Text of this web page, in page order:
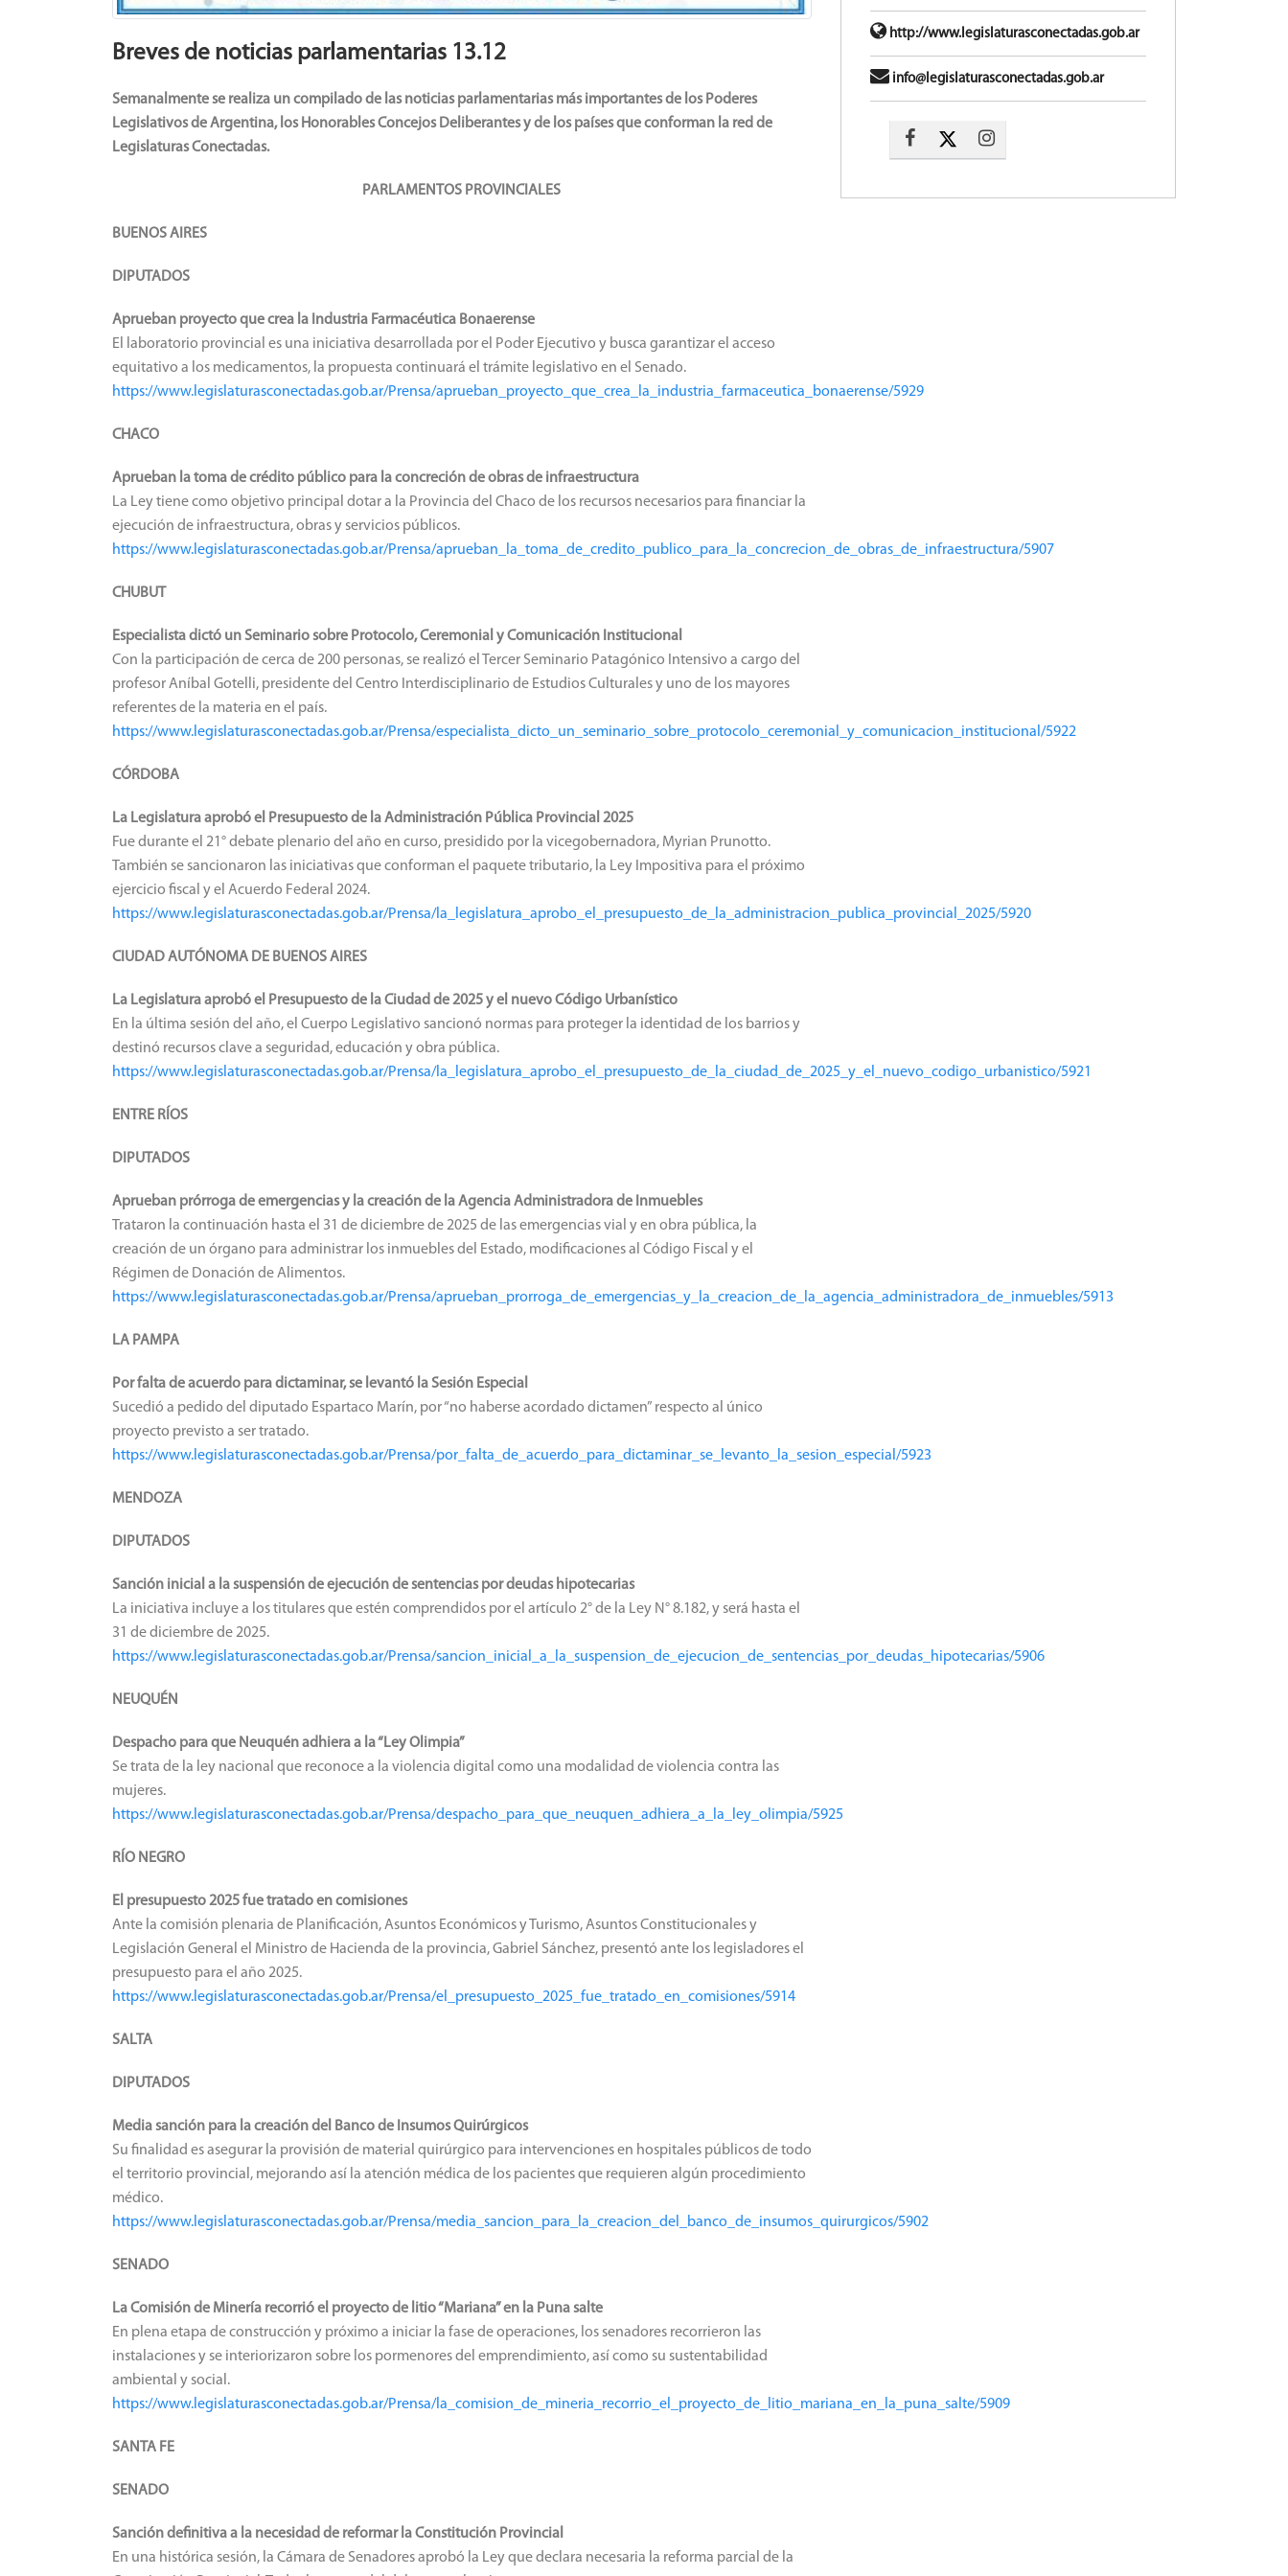
Breves de noticias parlamentarias 13.12
Semanalmente se realiza un compilado de las noticias parlamentarias más importantes de los Poderes
Legislativos de Argentina, los Honorables Concejos Deliberantes y de los países que conforman la red de
Legislaturas Conectadas.
PARLAMENTOS PROVINCIALES
BUENOS AIRES
DIPUTADOS
Aprueban proyecto que crea la Industria Farmacéutica Bonaerense
El laboratorio provincial es una iniciativa desarrollada por el Poder Ejecutivo y busca garantizar el acceso
equitativo a los medicamentos, la propuesta continuará el trámite legislativo en el Senado.
https://www.legislaturasconectadas.gob.ar/Prensa/aprueban_proyecto_que_crea_la_industria_farmaceutica_bonaerense/5929
CHACO
Aprueban la toma de crédito público para la concreción de obras de infraestructura
La Ley tiene como objetivo principal dotar a la Provincia del Chaco de los recursos necesarios para financiar la
ejecución de infraestructura, obras y servicios públicos.
https://www.legislaturasconectadas.gob.ar/Prensa/aprueban_la_toma_de_credito_publico_para_la_concrecion_de_obras_de_infraestructura/5907
CHUBUT
Especialista dictó un Seminario sobre Protocolo, Ceremonial y Comunicación Institucional
Con la participación de cerca de 200 personas, se realizó el Tercer Seminario Patagónico Intensivo a cargo del
profesor Aníbal Gotelli, presidente del Centro Interdisciplinario de Estudios Culturales y uno de los mayores
referentes de la materia en el país.
https://www.legislaturasconectadas.gob.ar/Prensa/especialista_dicto_un_seminario_sobre_protocolo_ceremonial_y_comunicacion_institucional/5922
CÓRDOBA
La Legislatura aprobó el Presupuesto de la Administración Pública Provincial 2025
Fue durante el 21° debate plenario del año en curso, presidido por la vicegobernadora, Myrian Prunotto.
También se sancionaron las iniciativas que conforman el paquete tributario, la Ley Impositiva para el próximo
ejercicio fiscal y el Acuerdo Federal 2024.
https://www.legislaturasconectadas.gob.ar/Prensa/la_legislatura_aprobo_el_presupuesto_de_la_administracion_publica_provincial_2025/5920
CIUDAD AUTÓNOMA DE BUENOS AIRES
La Legislatura aprobó el Presupuesto de la Ciudad de 2025 y el nuevo Código Urbanístico
En la última sesión del año, el Cuerpo Legislativo sancionó normas para proteger la identidad de los barrios y
destinó recursos clave a seguridad, educación y obra pública.
https://www.legislaturasconectadas.gob.ar/Prensa/la_legislatura_aprobo_el_presupuesto_de_la_ciudad_de_2025_y_el_nuevo_codigo_urbanistico/5921
ENTRE RÍOS
DIPUTADOS
Aprueban prórroga de emergencias y la creación de la Agencia Administradora de Inmuebles
Trataron la continuación hasta el 31 de diciembre de 2025 de las emergencias vial y en obra pública, la
creación de un órgano para administrar los inmuebles del Estado, modificaciones al Código Fiscal y el
Régimen de Donación de Alimentos.
https://www.legislaturasconectadas.gob.ar/Prensa/aprueban_prorroga_de_emergencias_y_la_creacion_de_la_agencia_administradora_de_inmuebles/5913
LA PAMPA
Por falta de acuerdo para dictaminar, se levantó la Sesión Especial
Sucedió a pedido del diputado Espartaco Marín, por “no haberse acordado dictamen” respecto al único
proyecto previsto a ser tratado.
https://www.legislaturasconectadas.gob.ar/Prensa/por_falta_de_acuerdo_para_dictaminar_se_levanto_la_sesion_especial/5923
MENDOZA
DIPUTADOS
Sanción inicial a la suspensión de ejecución de sentencias por deudas hipotecarias
La iniciativa incluye a los titulares que estén comprendidos por el artículo 2° de la Ley N° 8.182, y será hasta el
31 de diciembre de 2025.
https://www.legislaturasconectadas.gob.ar/Prensa/sancion_inicial_a_la_suspension_de_ejecucion_de_sentencias_por_deudas_hipotecarias/5906
NEUQUÉN
Despacho para que Neuquén adhiera a la “Ley Olimpia”
Se trata de la ley nacional que reconoce a la violencia digital como una modalidad de violencia contra las
mujeres.
https://www.legislaturasconectadas.gob.ar/Prensa/despacho_para_que_neuquen_adhiera_a_la_ley_olimpia/5925
RÍO NEGRO
El presupuesto 2025 fue tratado en comisiones
Ante la comisión plenaria de Planificación, Asuntos Económicos y Turismo, Asuntos Constitucionales y
Legislación General el Ministro de Hacienda de la provincia, Gabriel Sánchez, presentó ante los legisladores el
presupuesto para el año 2025.
https://www.legislaturasconectadas.gob.ar/Prensa/el_presupuesto_2025_fue_tratado_en_comisiones/5914
SALTA
DIPUTADOS
Media sanción para la creación del Banco de Insumos Quirúrgicos
Su finalidad es asegurar la provisión de material quirúrgico para intervenciones en hospitales públicos de todo
el territorio provincial, mejorando así la atención médica de los pacientes que requieren algún procedimiento
médico.
https://www.legislaturasconectadas.gob.ar/Prensa/media_sancion_para_la_creacion_del_banco_de_insumos_quirurgicos/5902
SENADO
La Comisión de Minería recorrió el proyecto de litio “Mariana” en la Puna salte
En plena etapa de construcción y próximo a iniciar la fase de operaciones, los senadores recorrieron las
instalaciones y se interiorizaron sobre los pormenores del emprendimiento, así como su sustentabilidad
ambiental y social.
https://www.legislaturasconectadas.gob.ar/Prensa/la_comision_de_mineria_recorrio_el_proyecto_de_litio_mariana_en_la_puna_salte/5909
SANTA FE
SENADO
Sanción definitiva a la necesidad de reformar la Constitución Provincial
En una histórica sesión, la Cámara de Senadores aprobó la Ley que declara necesaria la reforma parcial de la
http://www.legislaturasconectadas.gob.ar
info@legislaturasconectadas.gob.ar